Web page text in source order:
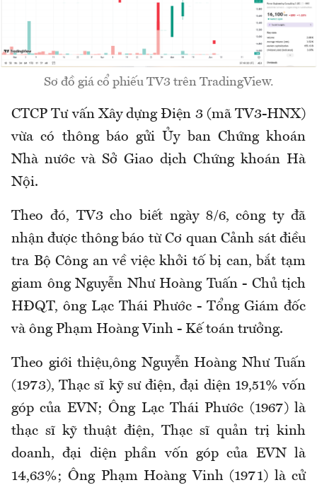
Sơ đồ giá cổ phiếu TV3 trên TradingView.
CTCP Tư vấn Xây dựng Điện 3 (mã TV3-HNX)
vừa có thông báo gửi Ủy ban Chứng khoán
Nhà nước và Sở Giao dịch Chứng khoán Hà
Nội.
Theo đó, TV3 cho biết ngày 8/6, công ty đã
nhận được thông báo từ Cơ quan Cảnh sát điều
tra Bộ Công an về việc khởi tố bị can, bắt tạm
giam ông Nguyễn Như Hoàng Tuấn - Chủ tịch
HĐQT, ông Lạc Thái Phước - Tổng Giám đốc
và ông Phạm Hoàng Vinh - Kế toán trưởng.
Theo giới thiệu,ông Nguyễn Hoàng Như Tuấn
(1973), Thạc sĩ kỹ sư điện, đại diện 19,51% vốn
góp của EVN; Ông Lạc Thái Phước (1967) là
thạc sĩ kỹ thuật điện, Thạc sĩ quản trị kinh
doanh, đại diện phần vốn góp của EVN là
14,63%; Ông Phạm Hoàng Vinh (1971) là cử